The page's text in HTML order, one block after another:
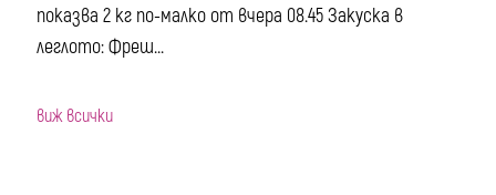
показва 2 кг по-малко от вчера 08.45 Закуска в
леглото: Фреш...
виж всички